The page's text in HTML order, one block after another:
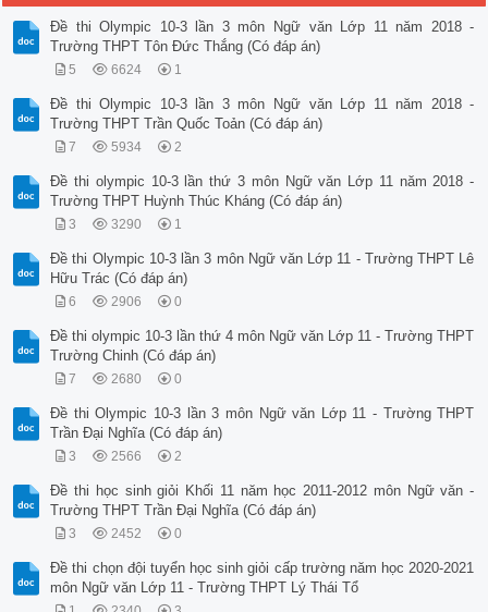
Đề thi Olympic 10-3 lần 3 môn Ngữ văn Lớp 11 năm 2018 -
Trường THPT Tôn Đức Thắng (Có đáp án)
5 6624 1
Đề thi Olympic 10-3 lần 3 môn Ngữ văn Lớp 11 năm 2018 -
Trường THPT Trần Quốc Toản (Có đáp án)
7 5934 2
Đề thi olympic 10-3 lần thứ 3 môn Ngữ văn Lớp 11 năm 2018 -
Trường THPT Huỳnh Thúc Kháng (Có đáp án)
3 3290 1
Đề thi Olympic 10-3 lần 3 môn Ngữ văn Lớp 11 - Trường THPT Lê
Hữu Trác (Có đáp án)
6 2906 0
Đề thi olympic 10-3 lần thứ 4 môn Ngữ văn Lớp 11 - Trường THPT
Trường Chinh (Có đáp án)
7 2680 0
Đề thi Olympic 10-3 lần 3 môn Ngữ văn Lớp 11 - Trường THPT
Trần Đại Nghĩa (Có đáp án)
3 2566 2
Đề thi học sinh giỏi Khối 11 năm học 2011-2012 môn Ngữ văn -
Trường THPT Trần Đại Nghĩa (Có đáp án)
3 2452 0
Đề thi chọn đội tuyển học sinh giỏi cấp trường năm học 2020-2021
môn Ngữ văn Lớp 11 - Trường THPT Lý Thái Tổ